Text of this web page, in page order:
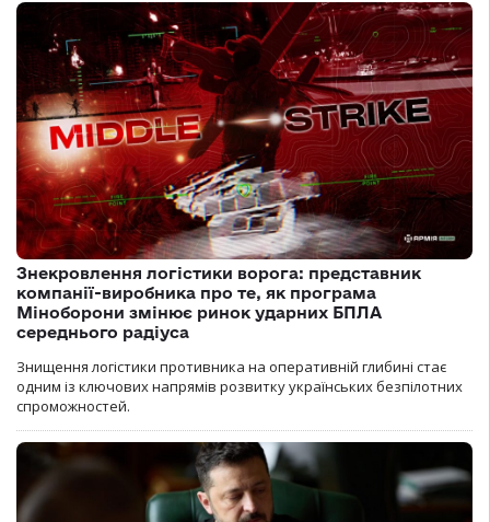
Знекровлення логістики ворога: представник
компанії-виробника про те, як програма
Міноборони змінює ринок ударних БПЛА
середнього радіуса
Знищення логістики противника на оперативній глибині стає
одним із ключових напрямів розвитку українських безпілотних
спроможностей.